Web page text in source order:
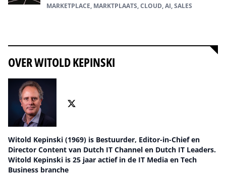
MARKETPLACE, MARKTPLAATS, CLOUD, AI, SALES
OVER WITOLD KEPINSKI
Witold Kepinski (1969) is Bestuurder, Editor-in-Chief en
Director Content van Dutch IT Channel en Dutch IT Leaders.
Witold Kepinski is 25 jaar actief in de IT Media en Tech
Business branche